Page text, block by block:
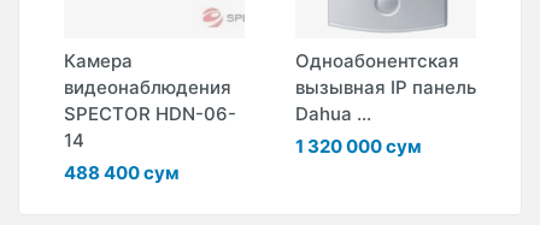
Камера
видеонаблюдения
SPECTOR HDN-06-
14
488 400 сум
Одноабонентская
вызывная IP панель
Dahua ...
1 320 000 сум